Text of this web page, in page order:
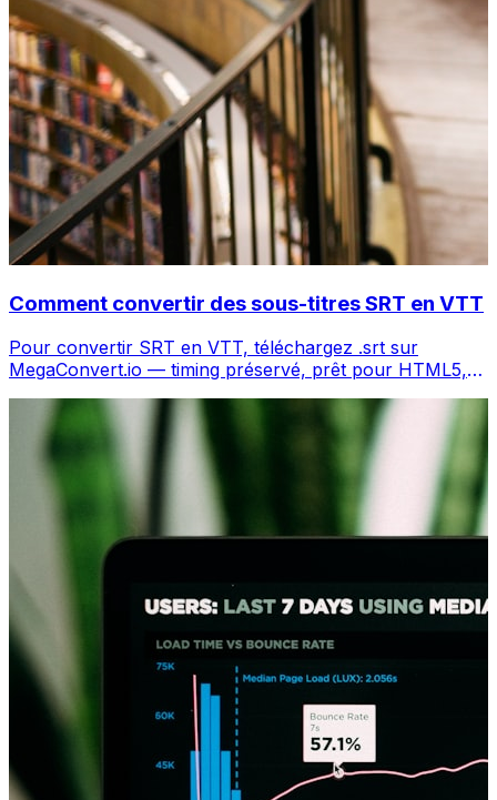
Comment convertir des sous-titres SRT en VTT
Pour convertir SRT en VTT, téléchargez .srt sur
MegaConvert.io — timing préservé, prêt pour HTML5,